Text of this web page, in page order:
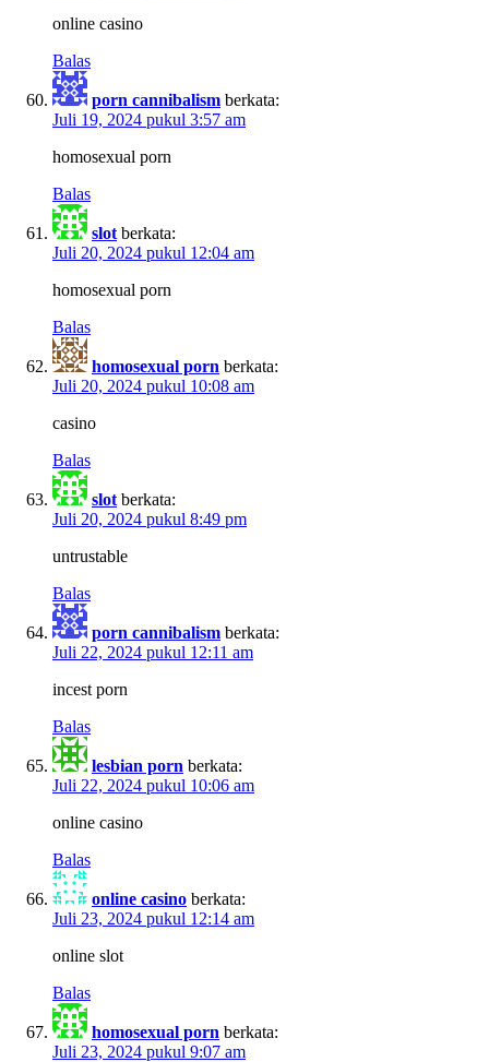
online casino
Balas
porn cannibalism berkata:
Juli 19, 2024 pukul 3:57 am
homosexual porn
Balas
slot berkata:
Juli 20, 2024 pukul 12:04 am
homosexual porn
Balas
homosexual porn berkata:
Juli 20, 2024 pukul 10:08 am
casino
Balas
slot berkata:
Juli 20, 2024 pukul 8:49 pm
untrustable
Balas
porn cannibalism berkata:
Juli 22, 2024 pukul 12:11 am
incest porn
Balas
lesbian porn berkata:
Juli 22, 2024 pukul 10:06 am
online casino
Balas
online casino berkata:
Juli 23, 2024 pukul 12:14 am
online slot
Balas
homosexual porn berkata:
Juli 23, 2024 pukul 9:07 am